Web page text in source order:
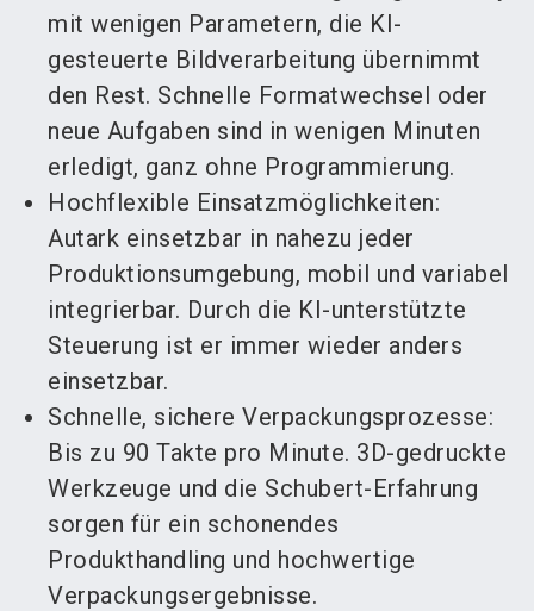
mit wenigen Parametern, die KI-
gesteuerte Bildverarbeitung übernimmt
den Rest. Schnelle Formatwechsel oder
neue Aufgaben sind in wenigen Minuten
erledigt, ganz ohne Programmierung.
Hochflexible Einsatzmöglichkeiten:
Autark einsetzbar in nahezu jeder
Produktionsumgebung, mobil und variabel
integrierbar. Durch die KI-unterstützte
Steuerung ist er immer wieder anders
einsetzbar.
Schnelle, sichere Verpackungsprozesse:
Bis zu 90 Takte pro Minute. 3D-gedruckte
Werkzeuge und die Schubert-Erfahrung
sorgen für ein schonendes
Produkthandling und hochwertige
Verpackungsergebnisse.